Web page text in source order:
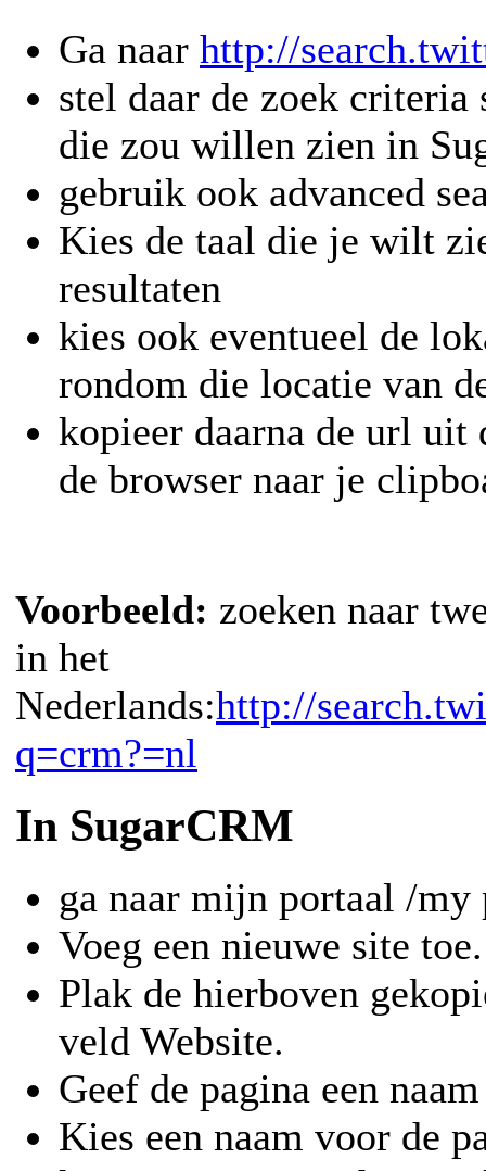
Ga naar http://
stel daar de zoek criteria
die zou willen zien in
gebruik ook advanced
Kies de taal die je wilt
resultaten
kies ook eventueel de
rondom die locatie van
kopieer daarna de url uit
de browser naar je
Voorbeeld: zoeken naar
in het
Nederlands:http://
q=crm?=nl
In SugarCRM
ga naar mijn portaal /my
Voeg een nieuwe site toe.
Plak de hierboven
veld Website.
Geef de pagina een naam
Kies een naam voor de